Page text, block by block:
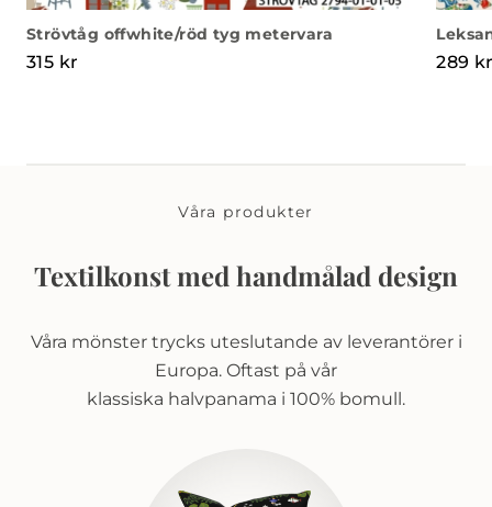
Strövtåg offwhite/röd tyg metervara
315 kr 289
Våra produkter
Textilkonst med handmålad design
Våra mönster trycks uteslutande av leverantörer i
Europa. Oftast på vår
klassiska halvpanama i 100% bomull.